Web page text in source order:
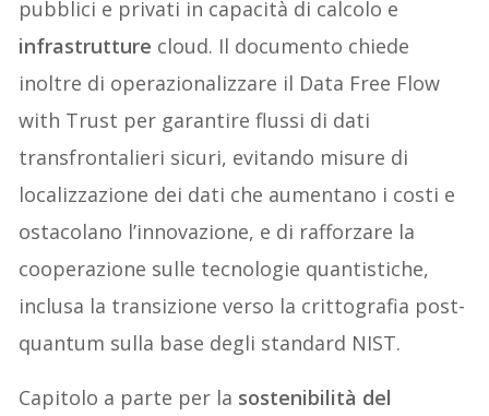
pubblici e privati in capacità di calcolo e
infrastrutture cloud. Il documento chiede
inoltre di operazionalizzare il Data Free Flow
with Trust per garantire flussi di dati
transfrontalieri sicuri, evitando misure di
localizzazione dei dati che aumentano i costi e
ostacolano l’innovazione, e di rafforzare la
cooperazione sulle tecnologie quantistiche,
inclusa la transizione verso la crittografia post-
quantum sulla base degli standard NIST.
Capitolo a parte per la sostenibilità del